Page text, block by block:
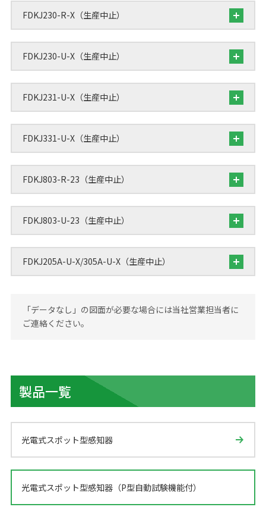
FDKJ230-R-X（生産中止）
FDKJ230-U-X（生産中止）
FDKJ231-U-X（生産中止）
FDKJ331-U-X（生産中止）
FDKJ803-R-23（生産中止）
FDKJ803-U-23（生産中止）
FDKJ205A-U-X/305A-U-X（生産中止）
「データなし」の図面が必要な場合には当社営業担当者に
ご連絡ください。
製品一覧
光電式スポット型感知器
光電式スポット型感知器（P型自動試験機能付）